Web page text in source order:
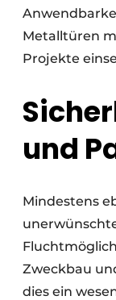
Metalltüren
Projekte
und
Mindestens
Zweckbau
dies ein